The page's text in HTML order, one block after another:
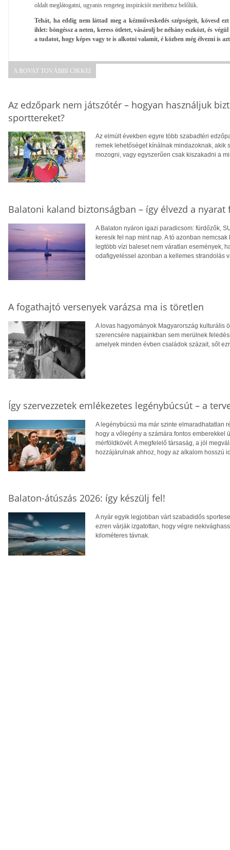
oldalt meglátogatni, ugyanis rengeteg inspirációt meríthetsz belőlük.
Tehát, ha eddig nem láttad meg a kézműveskedés szépségeit, kövesd
ihlet: böngéssz a neten, keress ötletet, vásárolj be néhány eszközt, és
a tudatot, hogy képes vagy te is alkotni valamit, é közben még élvezni is
A ROVAT TOVÁBBI CIKKEI
Az edzőpark nem játszótér – hogyan használjuk
sporttereket?
Az elmúlt években egyre több szabadtéri
remek lehetőséget kínálnak mindazoknak,
mozogni, vagy egyszerűen csak kiszakadni a
Balatoni kaland biztonságban – így élvezd a
A Balaton nyáron igazi paradicsom: fürdőzők,
keresik fel nap mint nap. A tó azonban
legtöbb vízi baleset nem váratlan események,
odafigyeléssel azonban a kellemes strandolás
A fogathajtó versenyek varázsa ma is töretlen
A lovas hagyományok Magyarország kulturális
szerencsére napjainkban sem merülnek
amelyek minden évben családok százait, sőt
Így szervezzetek emlékezetes legénybúcsút – a
A legénybúcsú ma már szinte elmaradhatatlan
hogy a vőlegény a számára fontos
mérföldkövét. A megfelelő társaság, a jól
hozzájárulnak ahhoz, hogy az alkalom hosszú
Balaton-átúszás 2026: így készülj fel!
A nyár egyik legjobban várt szabadidős
ezren várják izgatottan, hogy végre
kilométeres távnak.